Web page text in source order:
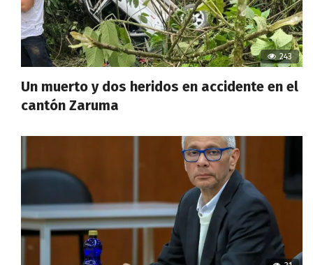
243
Un muerto y dos heridos en accidente en el
cantón Zaruma